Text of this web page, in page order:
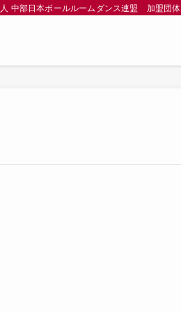
中部日本ボールルームダンス連盟 加盟団体